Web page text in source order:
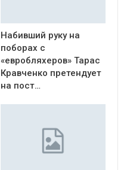
Набивший руку на
поборах с
«евробляхеров» Тарас
Кравченко претендует
на пост…